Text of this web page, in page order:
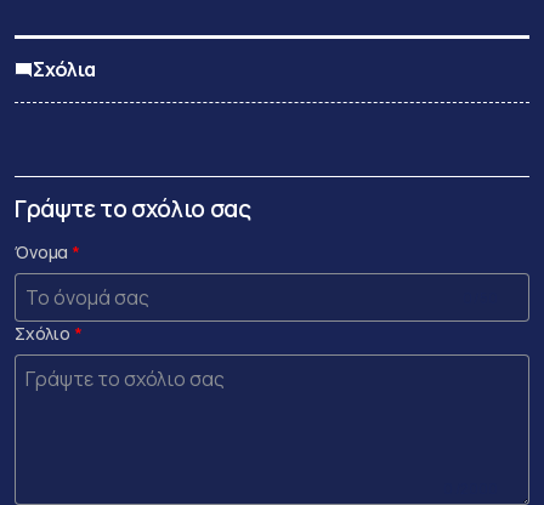
Σχόλια
Γράψτε το σχόλιο σας
Όνομα
Σχόλιο